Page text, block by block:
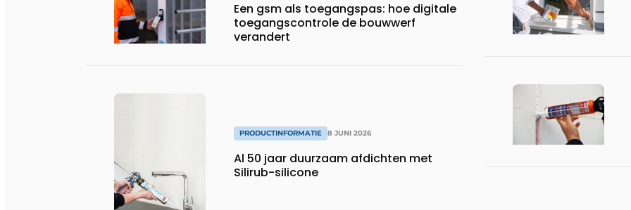
Een gsm als toegangspas: hoe digitale
toegangscontrole de bouwwerf
verandert
PRODUCTINFORMATIE 8 JUNI 2026
Al 50 jaar duurzaam afdichten met
Silirub-silicone